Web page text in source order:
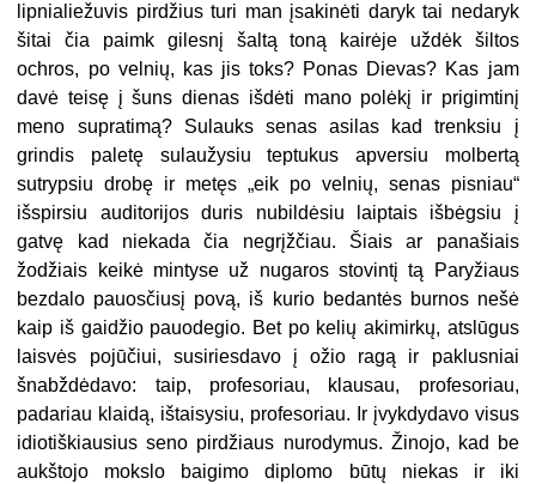
lipnialiežuvis pirdžius turi man įsakinėti daryk tai nedaryk
šitai čia paimk gilesnį šaltą toną kairėje uždėk šiltos
ochros, po velnių, kas jis toks? Ponas Dievas? Kas jam
davė teisę į šuns dienas išdėti mano polėkį ir prigimtinį
meno supratimą? Sulauks senas asilas kad trenksiu į
grindis paletę sulaužysiu teptukus apversiu molbertą
sutrypsiu drobę ir metęs „eik po velnių, senas pisniau“
išspirsiu auditorijos duris nubildėsiu laiptais išbėgsiu į
gatvę kad niekada čia negrįžčiau. Šiais ar panašiais
žodžiais keikė mintyse už nugaros stovintį tą Paryžiaus
bezdalo pauosčiusį povą, iš kurio bedantės burnos nešė
kaip iš gaidžio pauodegio. Bet po kelių akimirkų, atslūgus
laisvės pojūčiui, susiriesdavo į ožio ragą ir paklusniai
šnabždėdavo: taip, profesoriau, klausau, profesoriau,
padariau klaidą, ištaisysiu, profesoriau. Ir įvykdydavo visus
idiotiškiausius seno pirdžiaus nurodymus. Žinojo, kad be
aukštojo mokslo baigimo diplomo būtų niekas ir iki